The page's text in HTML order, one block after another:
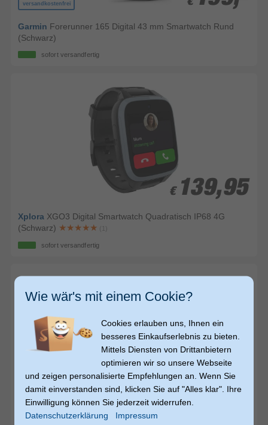
versandkostenfrei
Garmin Forerunner 165 Digital 43 mm Smartwatch Rund
(Schwarz)
sofort versandfertig
€ 139,95
€ 139,95
Xplora XGO3 Digital Smartwatch Quadratisch IP68 4G
(Schwarz)
(1)
sofort versandfertig
€ 79,95
€ 74,99
€ 74,99
Beafon501 46.3 mm Smartwatch Rund IP67 (dunkel-
metallic)
Wie wär's mit einem Cookie?
Cookies erlauben uns, Ihnen ein
besseres Einkaufserlebnis zu bieten.
Mittels Diensten von Drittanbietern
optimieren wir so unsere Webseite
und zeigen personalisierte Empfehlungen an. Wenn Sie
damit einverstanden sind, klicken Sie auf "Alles klar". Ihre
Einwilligung können Sie jederzeit widerrufen.
Datenschutzerklärung
Impressum